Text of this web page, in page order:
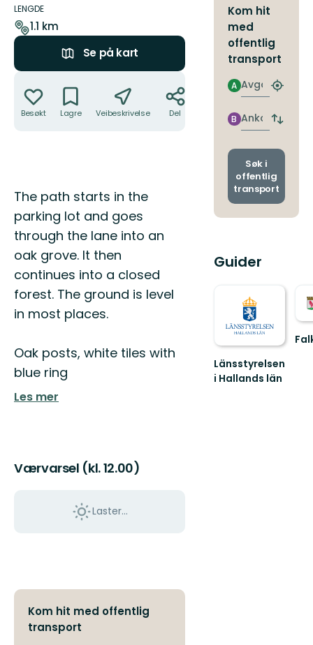
om
stien
LENGDE
1.1 km
Se på kart
Besøkt Lagre Veibeskrivelse Del
Beskrivelse
The path starts in the
parking lot and goes
through the lane into an
oak grove. It then
continues into a closed
forest. The ground is level
in most places.
Oak posts, white tiles with
blue ring
Les mer
Værvarsel (kl. 12.00)
Laster…
Kom hit med offentlig
transport
Kom hit
med
offentlig
transport
Avgang
A
Finn
Ankomst
B
Bytt
og
Søk i
offentlig
transport
Guider
Länsstyrelsen
i Hallands län